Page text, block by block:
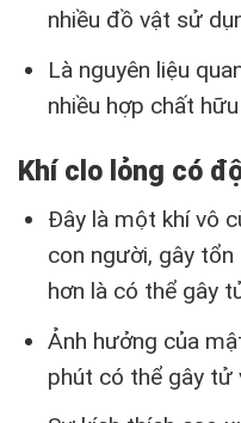
nhiều đồ vật sử
Là nguyên liệu
nhiều hợp chất
Khí clo lỏng có
Đây là một khí vô
con người, gây
hơn là có thể gây
Ảnh hưởng của
phút có thể gây tử